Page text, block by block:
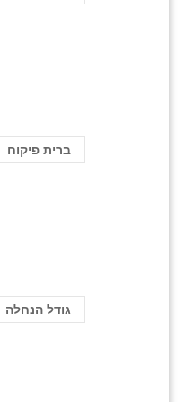
ברית פיקוח
גודל הנחלה